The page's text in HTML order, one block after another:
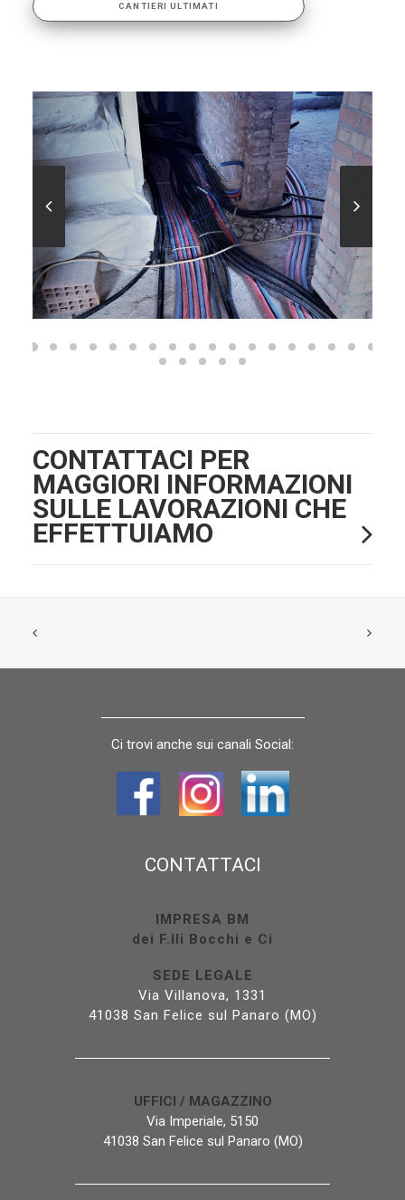
CANTIERI ULTIMATI
CONTATTACI PER
MAGGIORI INFORMAZIONI
SULLE LAVORAZIONI CHE
EFFETTUIAMO
Ci trovi anche sui canali Social:
CONTATTACI
IMPRESA BM
dei F.lli Bocchi e Ci
SEDE LEGALE
Via Villanova, 1331
41038 San Felice sul Panaro (MO)
UFFICI / MAGAZZINO
Via Imperiale, 5150
41038 San Felice sul Panaro (MO)